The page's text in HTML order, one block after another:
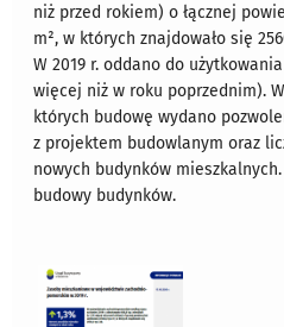
niż przed rokiem) o łącznej
m², w których znajdowało się
W 2019 r. oddano do
więcej niż w roku poprzednim).
których budowę wydano
z projektem budowlanym oraz
nowych budynków
budowy budynków.